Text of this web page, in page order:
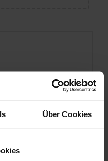
Über Cookies